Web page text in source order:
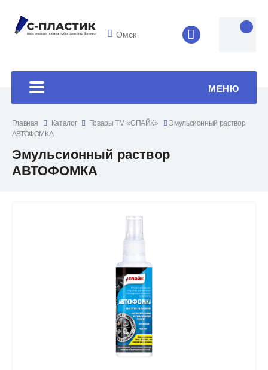
Омск 8 (4852) 33-
МЕНЮ
Главная Каталог Товары ТМ «СПАЙК»
Эмульсионный раствор
АВТОФОМКА
Эмульсионный раствор
АВТОФОМКА